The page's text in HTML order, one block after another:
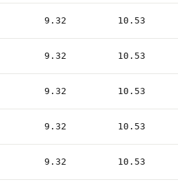
9.32 10.53
9.32 10.53
9.32 10.53
9.32 10.53
9.32 10.53